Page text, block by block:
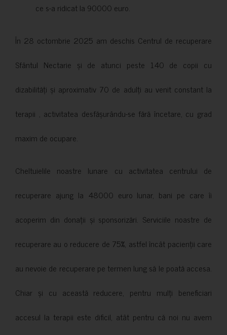
ce s-a ridicat la 90000 euro.
În 28 octombrie 2025 am deschis Centrul de recuperare
Sfântul Nectarie și de atunci peste 140 de copii cu
dizabilități și aproximativ 70 de adulți au venit constant la
terapii , activitatea desfășurându-se fără încetare, cu grad
maxim de ocupare.
Cheltuielile noastre lunare cu activitatea centrului de
recuperare ajung la 48000 euro lunar, bani pe care îi
acoperim din donații și sponsorizări. Serviciile noastre de
recuperare au o reducere de 75%, astfel încât pacienții care
au nevoie de recuperare pe termen lung să le poată accesa.
Chiar și cu această reducere, pentru mulți beneficiari
accesul la terapii este dificil, atât pentru că noi nu avem